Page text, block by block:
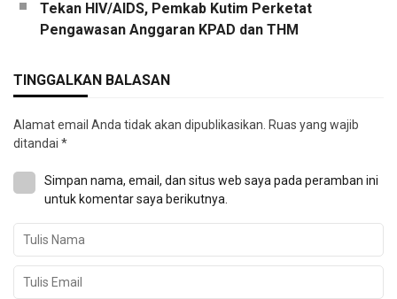
Tekan HIV/AIDS, Pemkab Kutim Perketat
Pengawasan Anggaran KPAD dan THM
TINGGALKAN BALASAN
Alamat email Anda tidak akan dipublikasikan. Ruas yang wajib
ditandai *
Simpan nama, email, dan situs web saya pada peramban ini
untuk komentar saya berikutnya.